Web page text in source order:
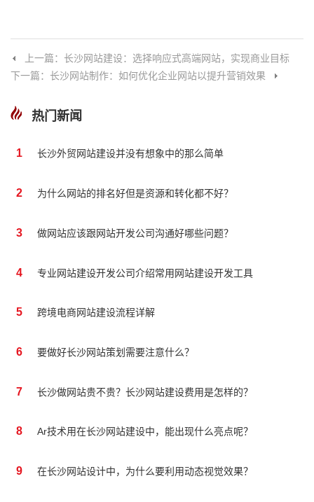
上一篇：长沙网站建设：选择响应式高端网站，实现商业目标
下一篇：长沙网站制作：如何优化企业网站以提升营销效果
热门新闻
1 长沙外贸网站建设并没有想象中的那么简单
2 为什么网站的排名好但是资源和转化都不好？
3 做网站应该跟网站开发公司沟通好哪些问题？
4 专业网站建设开发公司介绍常用网站建设开发工具
5 跨境电商网站建设流程详解
6 要做好长沙网站策划需要注意什么？
7 长沙做网站贵不贵？长沙网站建设费用是怎样的？
8 Ar技术用在长沙网站建设中，能出现什么亮点呢？
9 在长沙网站设计中，为什么要利用动态视觉效果？